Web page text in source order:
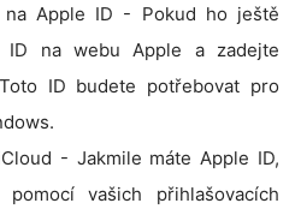
na Apple ID - Pokud ho ještě
ID na webu Apple a zadejte
ID budete potřebovat pro
- Jakmile máte Apple ID,
vašich přihlašovacích